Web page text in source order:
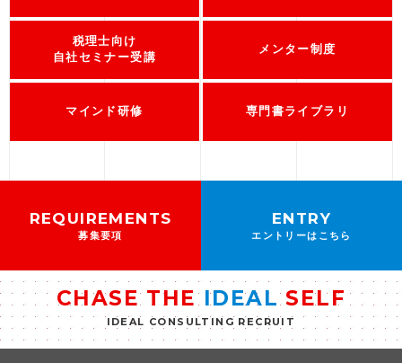
税理士向け
自社セミナー受講
メンター制度
マインド研修 専門書ライブラリ
REQUIREMENTS
募集要項
ENTRY
エントリーはこちら
CHASE THE IDEALSELF
IDEAL CONSULTING RECRUIT